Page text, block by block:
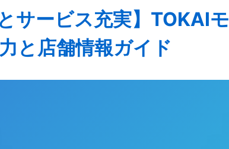
とサービス充実】TOKAI
と店舗情報ガイド